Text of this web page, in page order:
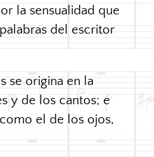
la sensualidad que
del escritor
se origina en la
y de los cantos; e
el de los ojos,